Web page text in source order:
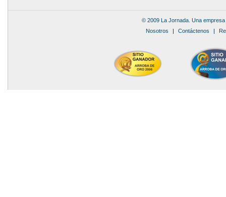
© 2009 La Jornada. Una
Nosotros | Contáctenos |